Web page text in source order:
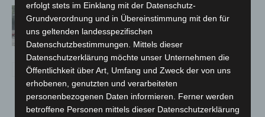
Gasleitung bei McDonald’s-Umbau in
Langenhagen beschädigt
erfolgt stets im Einklang mit der Datenschutz-
Grundverordnung und in Übereinstimmung mit den für
uns geltenden landesspezifischen
Datenschutzbestimmungen. Mittels dieser
Datenschutzerklärung möchte unser Unternehmen die
Öffentlichkeit über Art, Umfang und Zweck der von uns
erhobenen, genutzten und verarbeiteten
personenbezogenen Daten informieren. Ferner werden
betroffene Personen mittels dieser Datenschutzerklärung